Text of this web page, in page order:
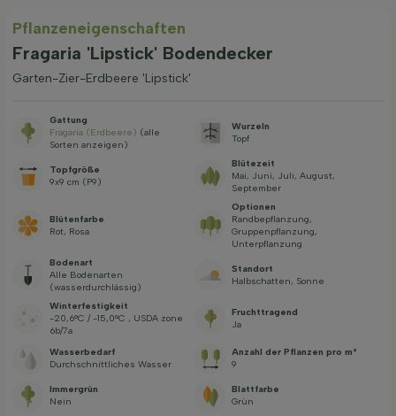
Pflanzeneigenschaften
Fragaria 'Lipstick' Bodendecker
Garten-Zier-Erdbeere 'Lipstick'
Gattung
Fragaria (Erdbeere) (alle
Sorten anzeigen)
Wurzeln
Topf
Topfgröße
9x9 cm (P9)
Blütezeit
Mai, Juni, Juli, August,
September
Blütenfarbe
Rot, Rosa
Optionen
Randbepflanzung,
Gruppenpflanzung,
Unterpflanzung
Bodenart
Alle Bodenarten
(wasserdurchlässig)
Standort
Halbschatten, Sonne
Winterfestigkeit
-20,6°C / -15,0°C , USDA zone
6b/7a
Fruchttragend
Ja
Wasserbedarf
Durchschnittliches Wasser
Anzahl der Pflanzen pro m²
9
Immergrün
Nein
Blattfarbe
Grün